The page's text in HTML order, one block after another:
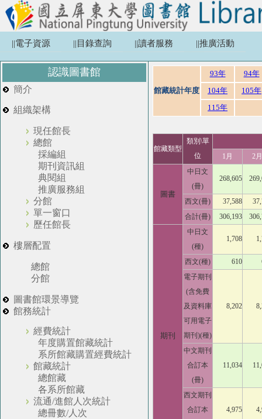
||電子資源 ||目錄查詢 ||讀者服務 ||推廣活動
認識圖書館
簡介
組織架構
現任館長
總館
採編組
期刊資訊組
典閱組
推廣服務組
分館
單一窗口
歷任館長
樓層配置
總館
分館
圖書館環景導覽
館務統計
經費統計
年度購置館藏統計
系所館藏購置經費統計
館藏統計
總館藏
各系所館藏
流通/進館人次統計
總冊數/人次
館藏統計年度
93年
94年
104年
105年
115年
館藏類型
類別\單
位
1月 2月
圖書
中日文
(冊)
268,605
西文(冊) 37,588
合計(冊)
306,193
期刊
中日文
(種)
1,708
西文(種) 610
電子期刊
(含免費
及資料庫
可用電子
期刊)(種)
8,202
中文期刊
合訂本
(冊)
11,034
西文期刊
合訂本
4,975